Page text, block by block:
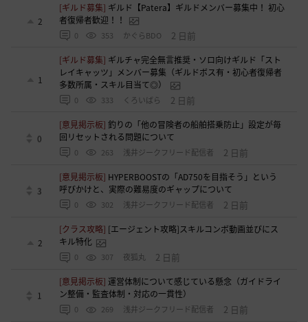
2
[ギルド募集] ギルド【Patera】ギルドメンバー募集中！ 初心
者復帰者歓迎！！
0 353 かぐらBDO 2 日前
1
[ギルド募集] ギルチャ完全無言推奨・ソロ向けギルド「スト
レイキャッツ」メンバー募集（ギルドボス有・初心者復帰者
多数所属・スキル目当て◎）
0 333 くろいばら 2 日前
0
[意見掲示板]釣りの「他の冒険者の船舶搭乗防止」設定が毎
回リセットされる問題について
0 263 浅井ジークフリード配信者 2 日前
3
[意見掲示板] HYPERBOOSTの「AD750を目指そう」という
呼びかけと、実際の難易度のギャップについて
0 302 浅井ジークフリード配信者 2 日前
2
[クラス攻略] [エージェント攻略]スキルコンボ動画並びにス
キル特化
0 307 夜狐丸 2 日前
1
[意見掲示板]運営体制について感じている懸念（ガイドライ
ン整備・監査体制・対応の一貫性）
0 269 浅井ジークフリード配信者 2 日前